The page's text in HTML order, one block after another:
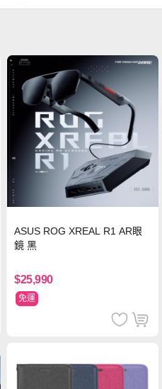
ASUS ROG XREAL R1 AR眼
鏡 黑
$25,990
免運